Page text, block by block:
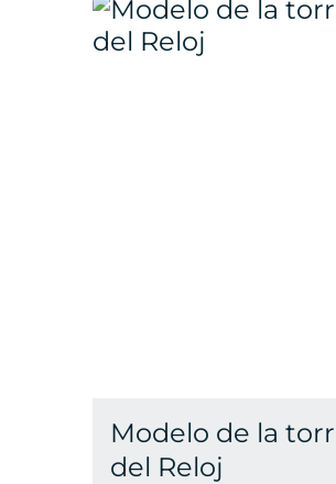
Modelo de la
del Reloj